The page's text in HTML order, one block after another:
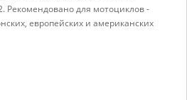
Рекомендовано для мотоциклов -
европейских и американских